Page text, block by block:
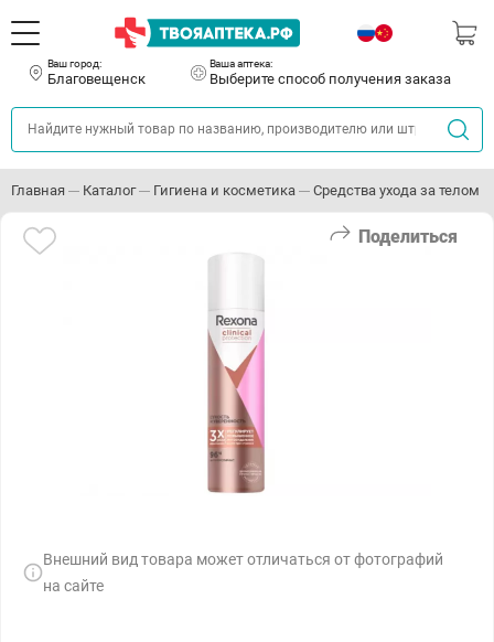
Ваш город:
Благовещенск
Ваша аптека:
Выберите способ получения заказа
Главная Каталог Гигиена и косметика Средства ухода за телом
Поделиться
Внешний вид товара может отличаться от фотографий
на сайте